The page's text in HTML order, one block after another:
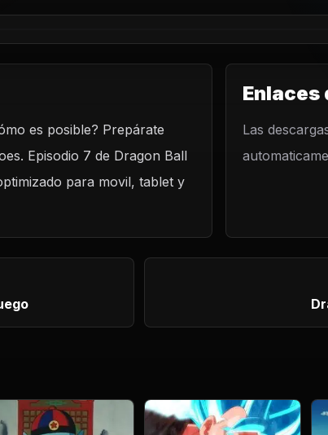
es posible? Prepárate
Episodio 7 de Dragon Ball
para movil, tablet y
Enlaces
Las